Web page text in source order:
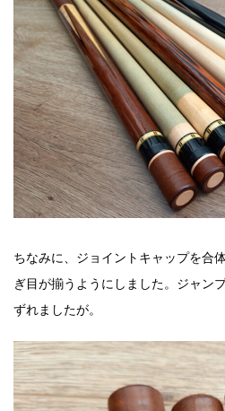
ちなみに、ジョイントキャップを合
ぎ目が揃うようにしました。ジャン
ずれましたが。